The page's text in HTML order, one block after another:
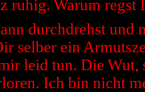
ruhig. Warum regst
durchdrehst und
selber ein
leid tun. Die
Ich bin nicht